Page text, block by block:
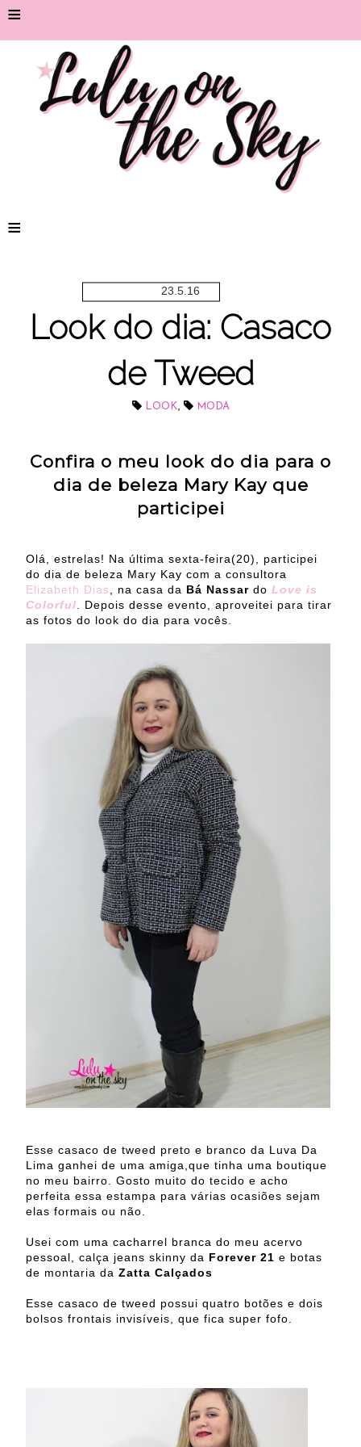
≡
≡
23.5.16
Look do dia: Casaco
de Tweed
LOOK, MODA
Confira o meu look do dia para o
dia de beleza Mary Kay que
participei
Olá, estrelas! Na última sexta-feira(20), participei
do dia de beleza Mary Kay com a consultora
Elizabeth Dias , na casa da Bá Nassar do Love is
Colorful . Depois desse evento, aproveitei para tirar
as fotos do look do dia para vocês.
Esse casaco de tweed preto e branco da Luva Da
Lima ganhei de uma amiga,que tinha uma boutique
no meu bairro. Gosto muito do tecido e acho
perfeita essa estampa para várias ocasiões sejam
elas formais ou não.
Usei com uma cacharrel branca do meu acervo
pessoal, calça jeans skinny da Forever 21 e botas
de montaria da Zatta Calçados
Esse casaco de tweed possui quatro botões e dois
bolsos frontais invisíveis, que fica super fofo.